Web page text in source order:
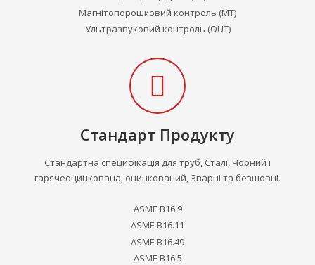
Магнітопорошковий контроль (MT)
Ультразвуковий контроль (OUT)
Стандарт Продукту
Стандартна специфікація для труб, Сталі, Чорний і
гарячеоцинкована, оцинкований, Зварні та безшовні.
ASME B16.9
ASME B16.11
ASME B16.49
ASME B16.5